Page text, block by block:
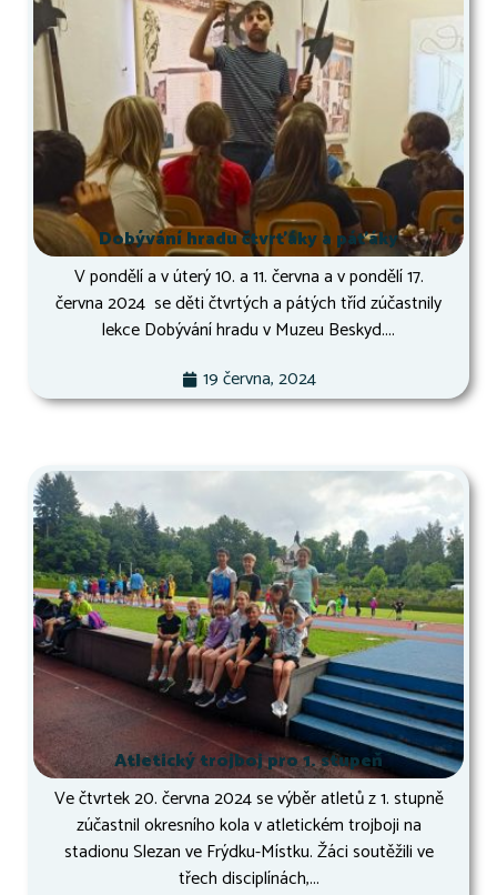
Dobývání hradu čtvrťáky a páťáky
V pondělí a v úterý 10. a 11. června a v pondělí 17.
června 2024 se děti čtvrtých a pátých tříd zúčastnily
lekce Dobývání hradu v Muzeu Beskyd....
19 června, 2024
Atletický trojboj pro 1. stupeň
Ve čtvrtek 20. června 2024 se výběr atletů z 1. stupně
zúčastnil okresního kola v atletickém trojboji na
stadionu Slezan ve Frýdku-Místku. Žáci soutěžili ve
třech disciplínách,...